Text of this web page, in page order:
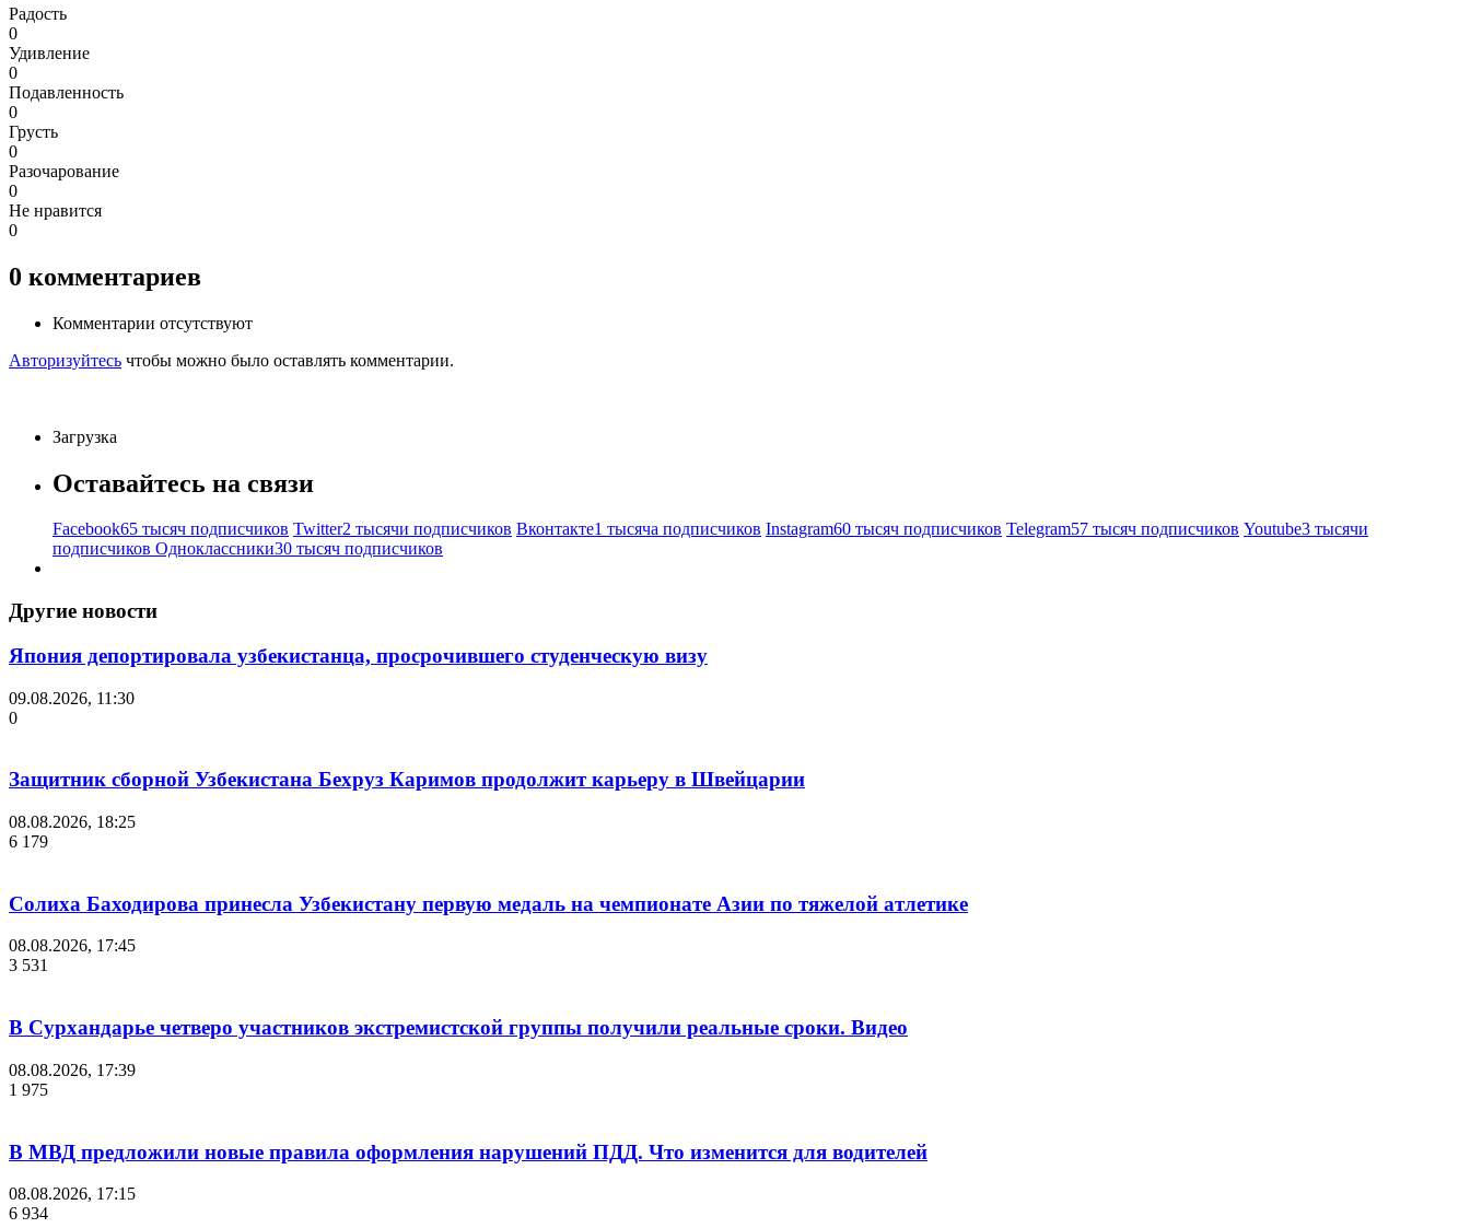
Радость
0
Удивление
0
Подавленность
0
Грусть
0
Разочарование
0
Не нравится
0
0 комментариев
Комментарии отсутствуют
Авторизуйтесь чтобы можно было оставлять комментарии.
Загрузка
Оставайтесь на связи
Facebook65 тысяч подписчиков Twitter2 тысячи подписчиков Вконтакте1 тысяча подписчиков Instagram60 тысяч подписчиков Telegram57 тысяч подписчиков Youtube3 тысячи
подписчиков Одноклассники30 тысяч подписчиков
Другие новости
Япония депортировала узбекистанца, просрочившего студенческую визу
09.08.2026, 11:30
0
Защитник сборной Узбекистана Бехруз Каримов продолжит карьеру в Швейцарии
08.08.2026, 18:25
6 179
Солиха Баходирова принесла Узбекистану первую медаль на чемпионате Азии по тяжелой атлетике
08.08.2026, 17:45
3 531
В Сурхандарье четверо участников экстремистской группы получили реальные сроки. Видео
08.08.2026, 17:39
1 975
В МВД предложили новые правила оформления нарушений ПДД. Что изменится для водителей
08.08.2026, 17:15
6 934